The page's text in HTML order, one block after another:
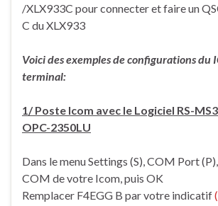
/XLX933C pour connecter et faire un
C du XLX933
Voici des exemples de configurations du
terminal:
1/ Poste Icom avec le Logiciel RS-
OPC-2350LU
Dans le menu Settings (S), COM Port
COM de votre Icom, puis OK
Remplacer F4EGG B par votre indicatif